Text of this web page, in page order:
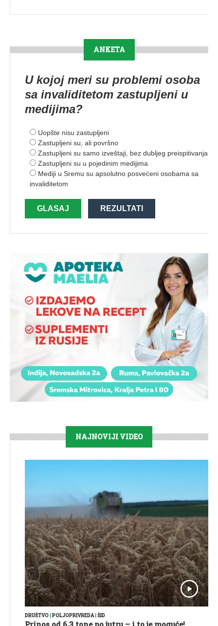
ANKETA
U kojoj meri su problemi osoba
sa invaliditetom zastupljeni u
medijima?
Uopšte nisu zastupljeni
Zastupljeni su, ali površno
Zastupljeni su samo izveštaji, bez dubljeg preispitivanja
Zastupljeni su u pojedinim medijima
Mediji u Sremu su apsolutno posvećeni osobama sa
invaliditetom
GLASAJ REZULTATI
NAJNOVIJI VIDEO
DRUŠTVO POLJOPRIVREDA| ŠID